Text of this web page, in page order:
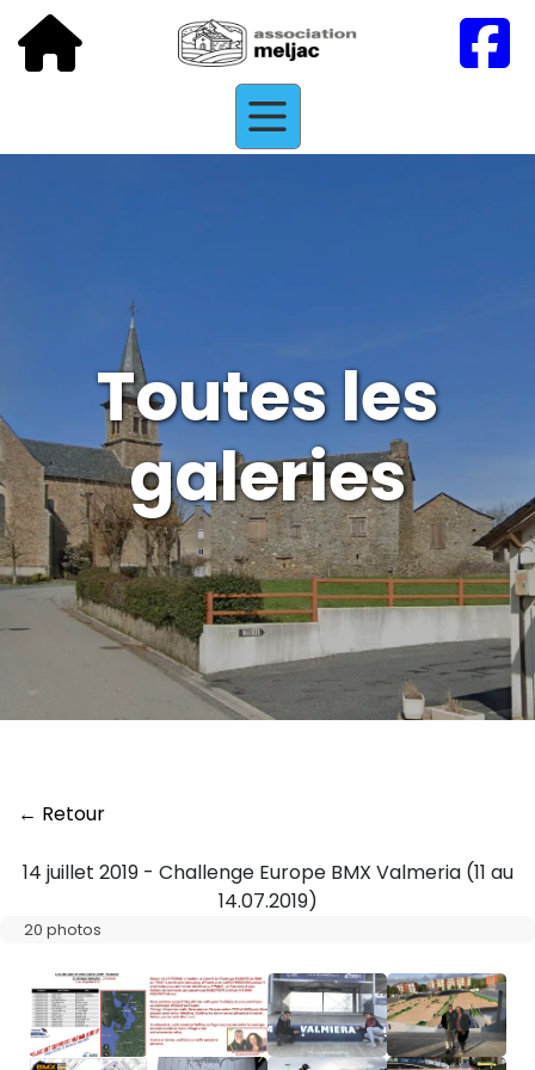
Toutes les
galeries
← Retour
14 juillet 2019 - Challenge Europe BMX Valmeria (11 au
14.07.2019)
20 photos